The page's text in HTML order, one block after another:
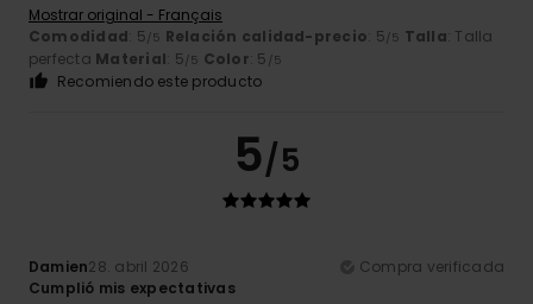
Mostrar original - Français
Comodidad: 5/5 Relación calidad-precio: 5/5 Talla: Talla
perfecta Material: 5/5 Color: 5 /5
Recomiendo este producto
5/5
Damien28. abril 2026
Compra verificada
Cumplió mis expectativas